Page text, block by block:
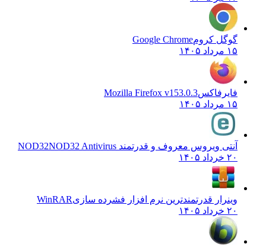
گوگل کرومGoogle Chrome
۱۵ مرداد ۱۴۰۵
فایرفاکسMozilla Firefox v153.0.3
۱۵ مرداد ۱۴۰۵
آنتی ویروس معروف و قدرتمند NOD32 NOD32 Antivirus
۲۰ خرداد ۱۴۰۵
وینرار قدرتمندترین نرم افزار فشرده سازیWinRAR
۲۰ خرداد ۱۴۰۵